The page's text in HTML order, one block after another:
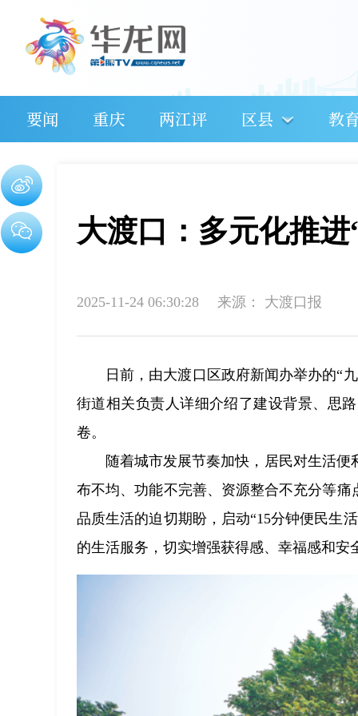
要闻 重庆 两江评 区县 教
大渡口：多元化推
2025-11-24 06:30:28 来源： 大渡口报
日前，由大渡口区政府新闻办举办的“
街道相关负责人详细介绍了建设背景、思
卷。
随着城市发展节奏加快，居民对生活
布不均、功能不完善、资源整合不充分等
品质生活的迫切期盼，启动“15分钟便民生
的生活服务，切实增强获得感、幸福感和安